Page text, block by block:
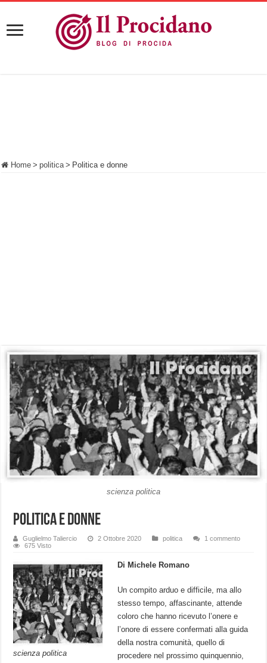
Home > politica > Politica e donne
scienza politica
Politica e donne
Guglielmo Taliercio 2 Ottobre 2020 politica
1 commento
675 Visto
scienza politica
Di Michele Romano
Un compito arduo e difficile, ma allo
stesso tempo, affascinante, attende
coloro che hanno ricevuto l’onere e
l’onore di essere confermati alla guida
della nostra comunità, quello di
procedere nel prossimo quinquennio,